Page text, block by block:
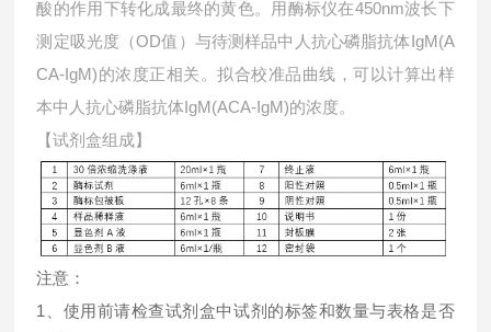
酸的作用下转化成最终的黄色。用酶标仪在450nm波长下
测定吸光度（OD值）与待测样品中 人抗心磷脂抗体IgM(A
CA-IgM)的浓度正相关。拟合校准品曲线，可以计算出样
本中 人抗心磷脂抗体IgM(ACA-IgM)的浓度。
【试剂盒组成】
注意：
1、使用前请检查试剂盒中试剂的标签和数量与表格是否